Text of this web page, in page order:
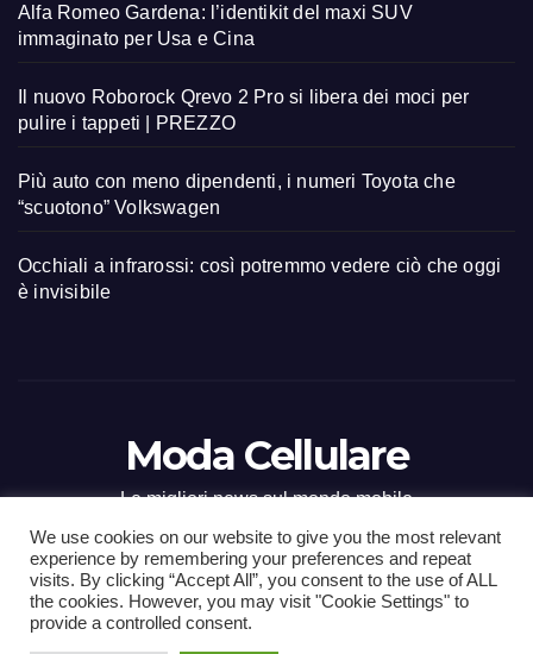
Alfa Romeo Gardena: l’identikit del maxi SUV
immaginato per Usa e Cina
Il nuovo Roborock Qrevo 2 Pro si libera dei moci per
pulire i tappeti | PREZZO
Più auto con meno dipendenti, i numeri Toyota che
“scuotono” Volkswagen
Occhiali a infrarossi: così potremmo vedere ciò che oggi
è invisibile
Moda Cellulare
Le migliori news sul mondo mobile
Proudly powered by WordPress| Tema: Newsup diThemeansar
We use cookies on our website to give you the most relevant
experience by remembering your preferences and repeat
visits. By clicking “Accept All”, you consent to the use of ALL
the cookies. However, you may visit "Cookie Settings" to
provide a controlled consent.